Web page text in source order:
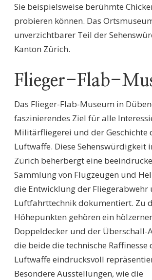
Sie beispielsweise berühmte
probieren können. Das
unverzichtbarer Teil der
Kanton Zürich.
Flieger-Flab-
Das Flieger-Flab-Museum in
faszinierendes Ziel für alle
Militärfliegerei und der Geschichte
Luftwaffe. Diese Sehenswürdigkeit
Zürich beherbergt eine
Sammlung von Flugzeugen und
die Entwicklung der Fliegerabwehr
Luftfahrttechnik dokumentiert. Zu
Höhepunkten gehören ein hölzerner
Doppeldecker und der Überschall-
die beide die technische Raffinesse
Luftwaffe eindrucksvoll
Besondere Ausstellungen, wie die